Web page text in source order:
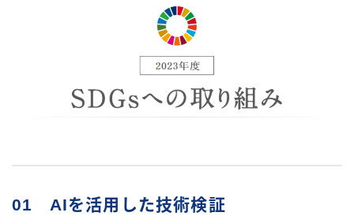
01 AIを活用した技術検証